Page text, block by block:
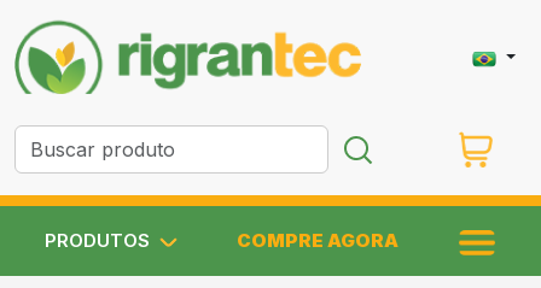
PRODUTOS COMPRE AGORA